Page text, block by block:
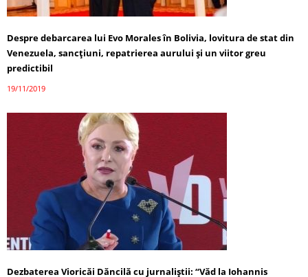
Despre debarcarea lui Evo Morales în Bolivia, lovitura de stat din
Venezuela, sancțiuni, repatrierea aurului și un viitor greu
predictibil
19/11/2019
Dezbaterea Vioricăi Dăncilă cu jurnaliştii: “Văd la Iohannis